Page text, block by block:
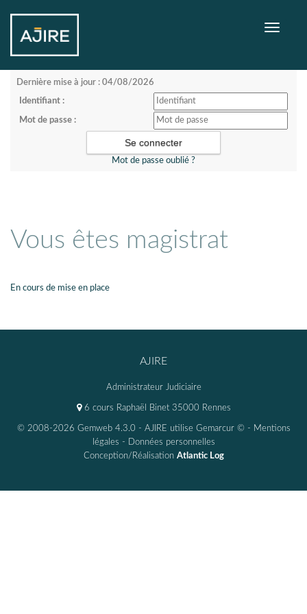
Toggle
Dernière mise à jour : 04/08/2026
Identifiant :
Mot de passe :
Mot de passe oublié ?
Vous êtes magistrat
En cours de mise en place
AJIRE
Administrateur Judiciaire
6 cours Raphaël Binet 35000 Rennes
© 2008-2026 Gemweb 4.3.0 - AJIRE utilise Gemarcur © - Mentions
légales - Données personnelles
Conception/Réalisation Atlantic Log